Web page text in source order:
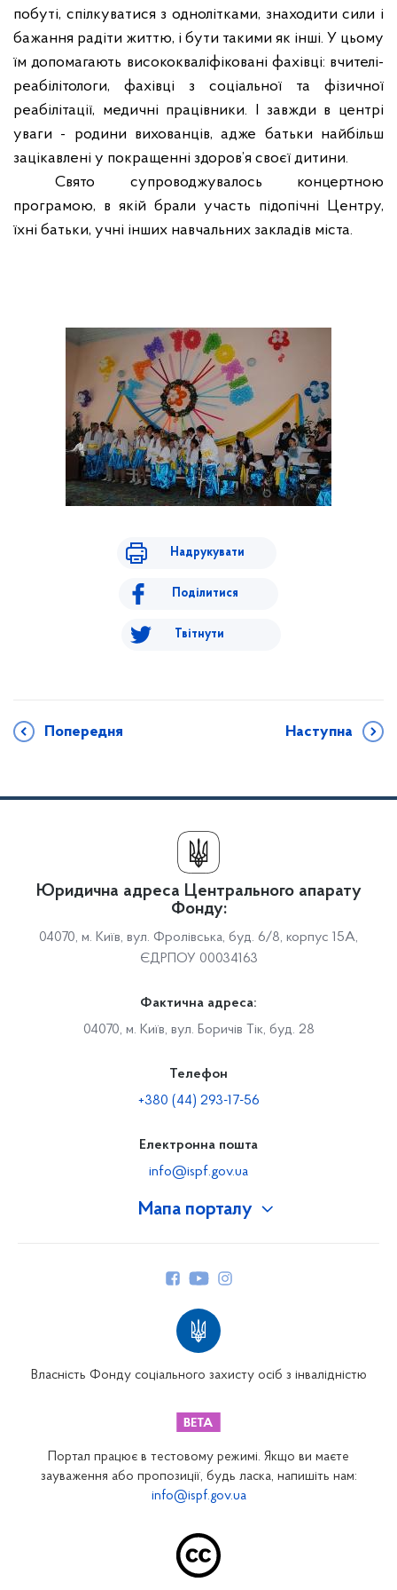
побуті, спілкуватися з однолітками, знаходити сили і
бажання радіти життю, і бути такими як інші. У цьому
їм допомагають висококваліфіковані фахівці: вчителі-
реабілітологи, фахівці з соціальної та фізичної
реабілітації, медичні працівники. І завжди в центрі
уваги - родини вихованців, адже батьки найбільш
зацікавлені у покращенні здоров’я своєї дитини.
Свято супроводжувалось концертною
програмою, в якій брали участь підопічні Центру,
їхні батьки, учні інших навчальних закладів міста.
Надрукувати
Поділитися
Твітнути
Попередня Наступна
Мапа порталу
Закарпатське відділення
Запорізьке відділення
Юридична адреса Центрального апарату
Фонду:
04070, м. Київ, вул. Фролівська, буд. 6/8, корпус 15А,
ЄДРПОУ 00034163
Фактична адреса:
04070, м. Київ, вул. Боричів Тік, буд. 28
Телефон
+380 (44) 293-17-56
Електронна пошта
info@ispf.gov.ua
Власність Фонду соціального захисту осіб з інвалідністю
Портал працює в тестовому режимі. Якщо ви маєте
зауваження або пропозиції, будь ласка, напишіть нам:
info@ispf.gov.ua